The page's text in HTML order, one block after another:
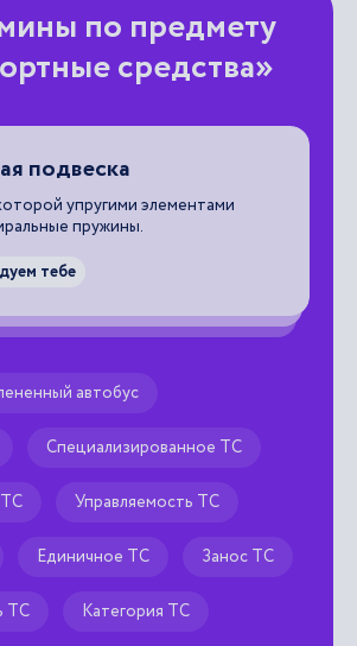
по предмету
средства»
подвеска
упругими элементами
пружины.
тебе
автобус
Специализированное ТС
Управляемость ТС
Единичное ТС Занос ТС
ТС Категория ТС